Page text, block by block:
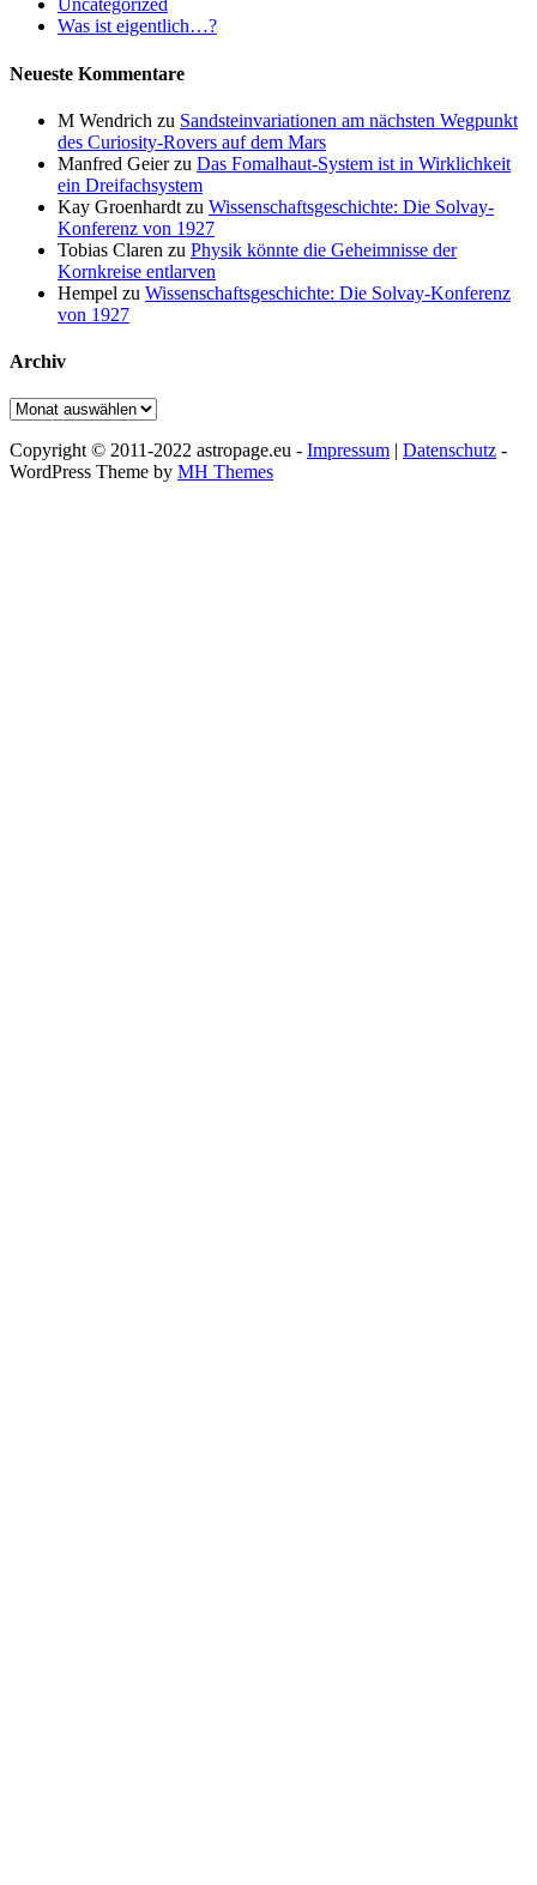
Uncategorized
Was ist eigentlich…?
Neueste Kommentare
M Wendrich zu Sandsteinvariationen am nächsten Wegpunkt
des Curiosity-Rovers auf dem Mars
Manfred Geierzu Das Fomalhaut-System ist in Wirklichkeit
ein Dreifachsystem
Kay Groenhardt zu Wissenschaftsgeschichte: Die Solvay-
Konferenz von 1927
Tobias Claren zu Physik könnte die Geheimnisse der
Kornkreise entlarven
Hempel zu Wissenschaftsgeschichte: Die Solvay-Konferenz
von 1927
Archiv
Archiv
Copyright © 2011-2022 astropage.eu - Impressum | Datenschutz -
WordPress Theme by MH Themes